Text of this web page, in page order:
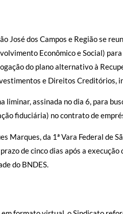
José dos Campos e Região se
Econômico e Social)
do plano alternativo à
e Direitos Creditórios,
liminar, assinada no dia 6, para
fiduciária) no contrato de
Marques, da 1ª Vara Federal de
de cinco dias após a
do BNDES.